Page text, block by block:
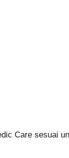
Care sesuai